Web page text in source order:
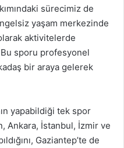
sürecimiz de
yaşam merkezinde
aktivitelerde
sporu profesyonel
bir araya gelerek
yapabildiği tek spor
Ankara, İstanbul, İzmir ve
Gaziantep’te de